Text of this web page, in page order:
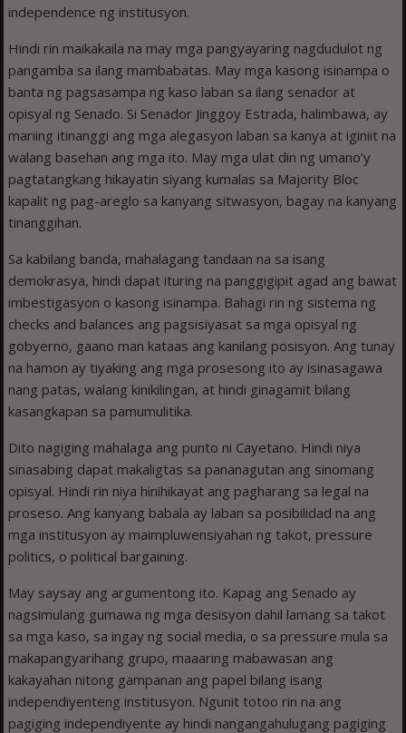
independence ng institusyon.
Hindi rin maikakaila na may mga pangyayaring nagdudulot ng
pangamba sa ilang mambabatas. May mga kasong isinampa o
banta ng pagsasampa ng kaso laban sa ilang senador at
opisyal ng Senado. Si Senador Jinggoy Estrada, halimbawa, ay
mariing itinanggi ang mga alegasyon laban sa kanya at iginiit na
walang basehan ang mga ito. May mga ulat din ng umano’y
pagtatangkang hikayatin siyang kumalas sa Majority Bloc
kapalit ng pag-areglo sa kanyang sitwasyon, bagay na kanyang
tinanggihan.
Sa kabilang banda, mahalagang tandaan na sa isang
demokrasya, hindi dapat ituring na panggigipit agad ang bawat
imbestigasyon o kasong isinampa. Bahagi rin ng sistema ng
checks and balances ang pagsisiyasat sa mga opisyal ng
gobyerno, gaano man kataas ang kanilang posisyon. Ang tunay
na hamon ay tiyaking ang mga prosesong ito ay isinasagawa
nang patas, walang kinikilingan, at hindi ginagamit bilang
kasangkapan sa pamumulitika.
Dito nagiging mahalaga ang punto ni Cayetano. Hindi niya
sinasabing dapat makaligtas sa pananagutan ang sinomang
opisyal. Hindi rin niya hinihikayat ang pagharang sa legal na
proseso. Ang kanyang babala ay laban sa posibilidad na ang
mga institusyon ay maimpluwensiyahan ng takot, pressure
politics, o political bargaining.
May saysay ang argumentong ito. Kapag ang Senado ay
nagsimulang gumawa ng mga desisyon dahil lamang sa takot
sa mga kaso, sa ingay ng social media, o sa pressure mula sa
makapangyarihang grupo, maaaring mabawasan ang
kakayahan nitong gampanan ang papel bilang isang
independiyenteng institusyon. Ngunit totoo rin na ang
pagiging independiyente ay hindi nangangahulugang pagiging